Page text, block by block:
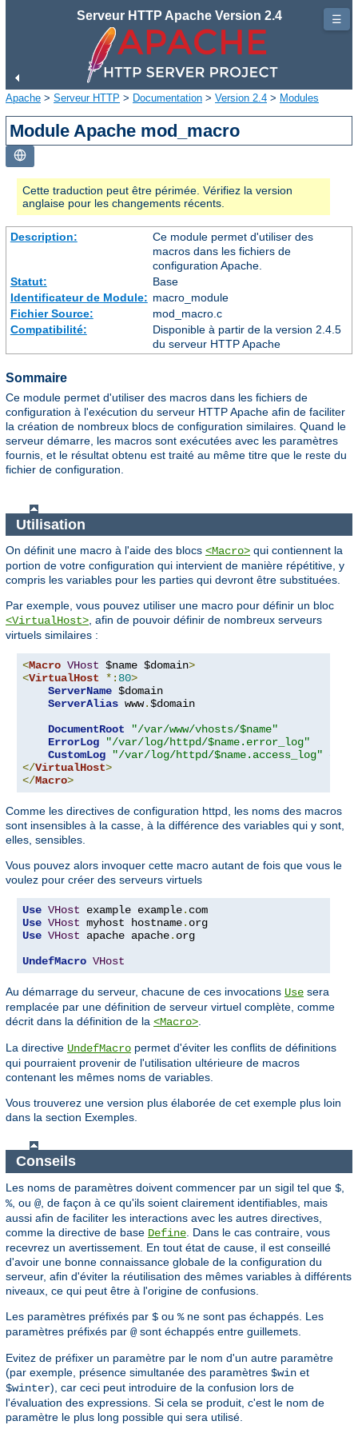
Serveur HTTP Apache Version 2.4
Apache > Serveur HTTP > Documentation > Version 2.4 > Modules
Module Apache mod_macro
Cette traduction peut être périmée. Vérifiez la version
anglaise pour les changements récents.
Description:
Ce module permet d'utiliser des
macros dans les fichiers de
configuration Apache.
Statut:
Base
Identificateur de Module: macro_module
Fichier Source:
mod_macro.c
Compatibilité:
Disponible à partir de la version 2.4.5
du serveur HTTP Apache
Sommaire
Ce module permet d'utiliser des macros dans les fichiers de
configuration à l'exécution du serveur HTTP Apache afin de faciliter
la création de nombreux blocs de configuration similaires. Quand le
serveur démarre, les macros sont exécutées avec les paramètres
fournis, et le résultat obtenu est traité au même titre que le reste du
fichier de configuration.
Utilisation
On définit une macro à l'aide des blocs <Macro> qui contiennent la
portion de votre configuration qui intervient de manière répétitive, y
compris les variables pour les parties qui devront être substituées.
Par exemple, vous pouvez utiliser une macro pour définir un bloc
<VirtualHost>, afin de pouvoir définir de nombreux serveurs
virtuels similaires :
<Macro VHost $name $domain>
<VirtualHost *: 80>
ServerName $domain
ServerAlias www.$domain
DocumentRoot
"/var/www/vhosts/$name"
ErrorLog
"/var/log/httpd/$name.error_log"
CustomLog
"/var/log/httpd/$name.access_log"
</VirtualHost>
</Macro>
Comme les directives de configuration httpd, les noms des macros
sont insensibles à la casse, à la différence des variables qui y sont,
elles, sensibles.
Vous pouvez alors invoquer cette macro autant de fois que vous le
voulez pour créer des serveurs virtuels
Use VHost example example.
Use VHost myhost hostname.
Use VHost apache apache. org
UndefMacro VHost
Au démarrage du serveur, chacune de ces invocations Use sera
remplacée par une définition de serveur virtuel complète, comme
décrit dans la définition de la <Macro>.
La directive UndefMacro permet d'éviter les conflits de définitions
qui pourraient provenir de l'utilisation ultérieure de macros
contenant les mêmes noms de variables.
Vous trouverez une version plus élaborée de cet exemple plus loin
dans la section Exemples.
Conseils
Les noms de paramètres doivent commencer par un sigil tel que $
%, ou @, de façon à ce qu'ils soient clairement identifiables, mais
aussi afin de faciliter les interactions avec les autres directives,
comme la directive de base Define . Dans le cas contraire, vous
recevrez un avertissement. En tout état de cause, il est conseillé
d'avoir une bonne connaissance globale de la configuration du
serveur, afin d'éviter la réutilisation des mêmes variables à différents
niveaux, ce qui peut être à l'origine de confusions.
Les paramètres préfixés par $ ou %ne sont pas échappés. Les
paramètres préfixés par @sont échappés entre guillemets.
Evitez de préfixer un paramètre par le nom d'un autre paramètre
(par exemple, présence simultanée des paramètres $win et
$winter), car ceci peut introduire de la confusion lors de
l'évaluation des expressions. Si cela se produit, c'est le nom de
paramètre le plus long possible qui sera utilisé.
☰